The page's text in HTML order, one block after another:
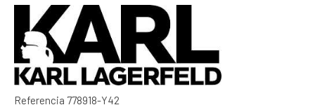
Referencia 778918-Y42